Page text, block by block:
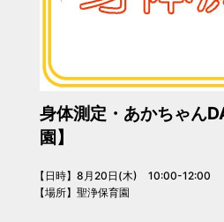
身体測定・あかちゃん
園】
【日時】8月20日(木) 10:00-12:00
【場所】聖浄保育園